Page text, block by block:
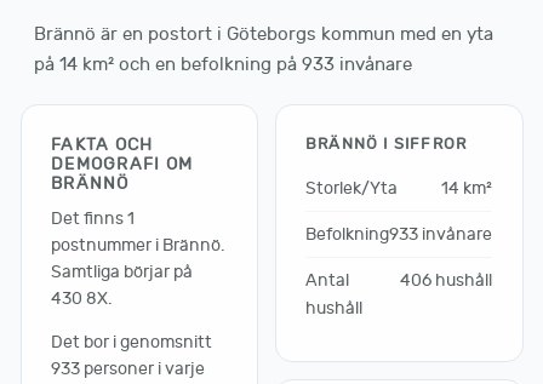
Brännö är en postort i Göteborgs kommun med en yta
på 14 km² och en befolkning på 933 invånare
FAKTA OCH
DEMOGRAFI OM
BRÄNNÖ
Det finns 1
postnummer i Brännö.
Samtliga börjar på
430 8X.
Det bor i genomsnitt
933 personer i varje
BRÄNNÖ I SIFFROR
Storlek/Yta 14 km²
Befolkning933 invånare
Antal
hushåll
406 hushåll